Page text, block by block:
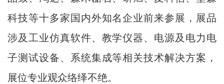
科技等十多家国内外知名企业前来参展，展品
涉及工业仿真软件、教学仪器、电源及电力电
子测试设备、系统集成等相关技术解决方案，
展位专业观众络绎不绝。